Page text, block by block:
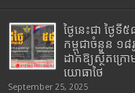
ថ្ងៃនេះជា ថ្ង
កម្ពុជាចំនួន ១៨
ដាក់ឱ្យស្ថិតក្រ
យោធាថៃ
September 25, 2025